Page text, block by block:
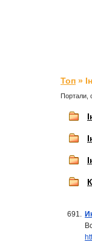
Топ »
Портали,
691.